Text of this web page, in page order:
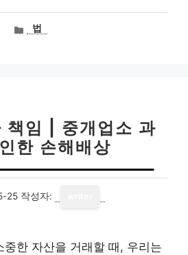
카법
책임 | 중개업소 과
한 손해배상
25 작성자:
중한 자산을 거래할 때, 우리는